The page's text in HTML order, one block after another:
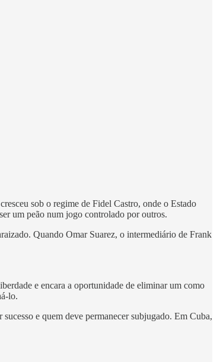
sob o regime de Fidel Castro, onde o Estado
um peão num jogo controlado por outros.
Quando Omar Suarez, o intermediário de Frank
e encara a oportunidade de eliminar um como
lo.
e quem deve permanecer subjugado. Em Cuba,